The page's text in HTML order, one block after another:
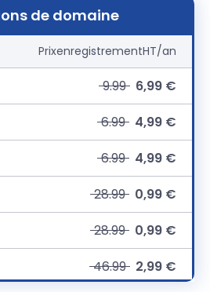
de domaine
PrixenregistrementHT/an
9.99 6,99 €
6.99 4,99 €
6.99 4,99 €
28.99 0,99 €
28.99 0,99 €
46.99 2,99 €